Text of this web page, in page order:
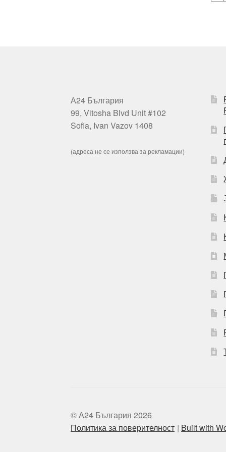
А24 България
99, Vitosha Blvd Unit #102
Sofia, Ivan Vazov 1408
(адреса не се използва за рекламации)
© А24 България 2026
Политика за поверителност
Built with